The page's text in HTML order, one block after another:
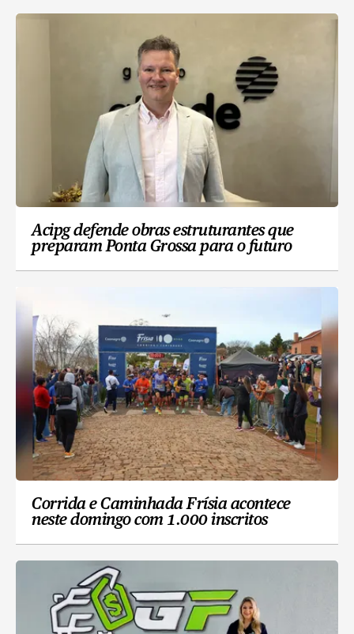
Acipg defende obras estruturantes que
preparam Ponta Grossa para o futuro
Corrida e Caminhada Frísia acontece
neste domingo com 1.000 inscritos